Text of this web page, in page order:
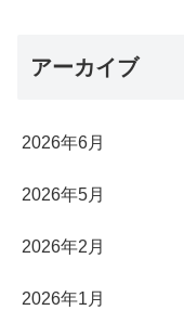
アーカイブ
2026年6月
2026年5月
2026年2月
2026年1月